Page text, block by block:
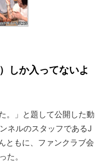
しか入ってないよ
。」と題して公開した動
ネルのスタッフであるJ
ともに、ファンクラブ会
た。